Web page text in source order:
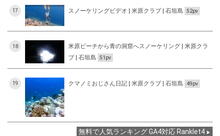
17 スノーケリングビデオ | 米原クラブ | 石垣島 52pv
18
米原ビーチから青の洞窟へスノーケリング | 米原クラ
ブ | 石垣島
51pv
19 クマノミおじさん日記 | 米原クラブ | 石垣島 49pv
無料で人気ランキング GA4対応 Ranklet4